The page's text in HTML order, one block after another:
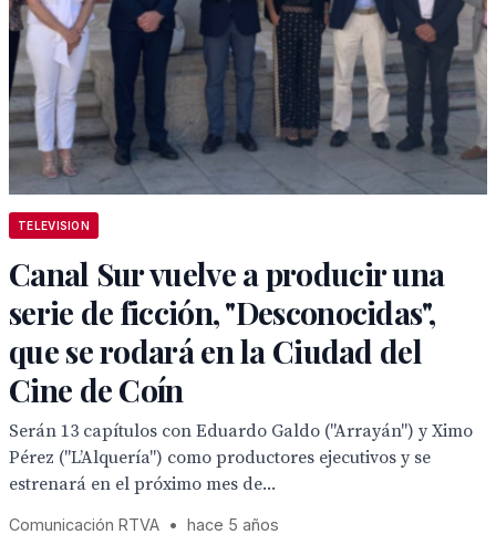
TELEVISION
Canal Sur vuelve a producir una
serie de ficción, "Desconocidas",
que se rodará en la Ciudad del
Cine de Coín
Serán 13 capítulos con Eduardo Galdo ("Arrayán") y Ximo
Pérez ("L’Alquería") como productores ejecutivos y se
estrenará en el próximo mes de...
Comunicación RTVA • hace 5 años